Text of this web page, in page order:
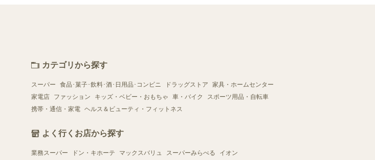
カテゴリから探す
スーパー 食品･菓子･飲料･酒･日用品･コンビニ ドラッグストア
家具・ホームセンター
家電店
ファッション キッズ・ベビー・おもちゃ 車・バイク
スポーツ用品・自転車
携帯・通信・家電 ヘルス＆ビューティ・フィットネス
よく行くお店から探す
業務スーパー ドン・キホーテ マックスバリュ スーパーみらべる イオン